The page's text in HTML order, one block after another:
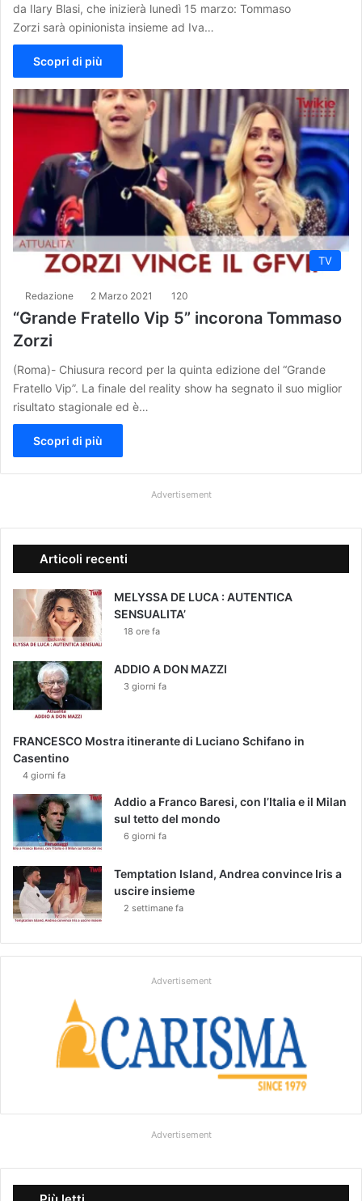
da Ilary Blasi, che inizierà lunedì 15 marzo: Tommaso
Zorzi sarà opinionista insieme ad Iva…
Scopri di più
TV
Redazione 2 Marzo 2021 120
“Grande Fratello Vip 5” incorona Tommaso
Zorzi
(Roma)- Chiusura record per la quinta edizione del “Grande
Fratello Vip”. La finale del reality show ha segnato il suo miglior
risultato stagionale ed è…
Scopri di più
Advertisement
Articoli recenti
MELYSSA DE LUCA : AUTENTICA
SENSUALITA’
18 ore fa
ADDIO A DON MAZZI
3 giorni fa
FRANCESCO Mostra itinerante di Luciano Schifano in
Casentino
4 giorni fa
Addio a Franco Baresi, con l’Italia e il Milan
sul tetto del mondo
6 giorni fa
Temptation Island, Andrea convince Iris a
uscire insieme
2 settimane fa
Advertisement
Advertisement